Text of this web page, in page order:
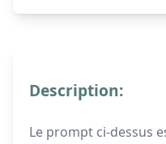
Description:
Le prompt ci-dessus